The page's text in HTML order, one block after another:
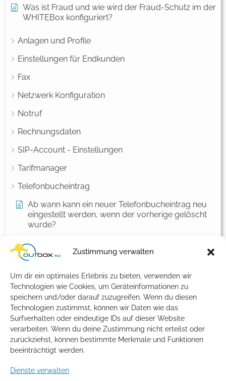
Zustimmung verwalten
Um dir ein optimales Erlebnis zu bieten, verwenden wir
Technologien wie Cookies, um Geräteinformationen zu
speichern und/oder darauf zuzugreifen. Wenn du diesen
Technologien zustimmst, können wir Daten wie das
Surfverhalten oder eindeutige IDs auf dieser Website
verarbeiten. Wenn du deine Zustimmung nicht erteilst oder
zurückziehst, können bestimmte Merkmale und Funktionen
beeinträchtigt werden.
Dienste verwalten
Was ist Fraud und wie wird der Fraud-Schutz im der
WHITEBox konfiguriert?
Anlagen und Profile
Einstellungen für Endkunden
Fax
Netzwerk Konfiguration
Notruf
Rechnungsdaten
SIP-Account - Einstellungen
Tarifmanager
Telefonbucheintrag
Ab wann kann ein neuer Telefonbucheintrag neu
eingestellt werden, wenn der vorherige gelöscht
wurde?
Aufbau der Telefonbuch-CSV
Eintrags-Historie zu Telefonbuch-Einträgen
Herausgabe von Kundendaten nach §18 TTDSG
Was bedeutet Inverssuche im Telefonbuch?
Was ist ein Telefonbucheintrag/Verzeichniseintrag?
Welche Angaben sollte ich zu einem
Telefonbucheintrag mindestens machen?
abweichenden Anschlussinhaber erstellen lassen?